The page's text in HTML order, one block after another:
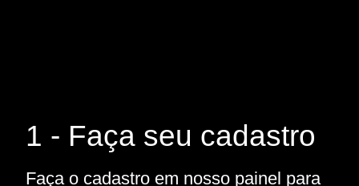
1 - Faça seu cadastro
Faça o cadastro em nosso painel para